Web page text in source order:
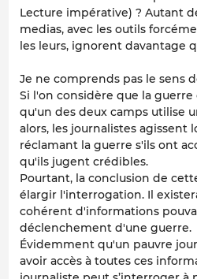
Lecture impérative) ? Autant
medias, avec les outils
les leurs, ignorent davantage
Je ne comprends pas le sens
Si l'on considère que la
qu'un des deux camps utilise
alors, les journalistes agissent
réclamant la guerre s'ils ont
qu'ils jugent crédibles.
Pourtant, la conclusion de
élargir l'interrogation. Il
cohérent d'informations
déclenchement d'une guerre.
Évidemment qu'un pauvre
avoir accès à toutes ces